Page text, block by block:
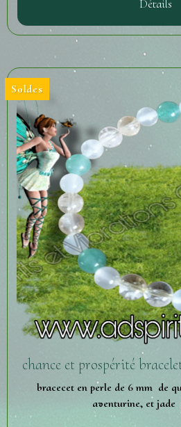
Détails
Soldes
chance et prospérité
bracecet en perle de 6 mm de
aventurine, et jade